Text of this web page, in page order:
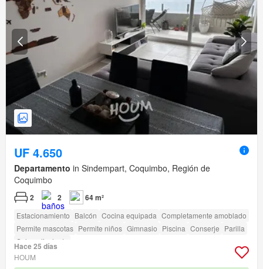
UF 4.650
Departamento in Sindempart, Coquimbo, Región de
Coquimbo
2 2 64 m²
Estacionamiento Balcón Cocina equipada Completamente amoblado
Permite mascotas Permite niños Gimnasio Piscina Conserje Parilla
Sala polivalente
Hace 25 días
HOUM